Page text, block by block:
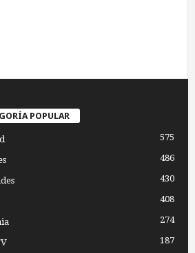
POPULAR
575
486
430
408
274
187